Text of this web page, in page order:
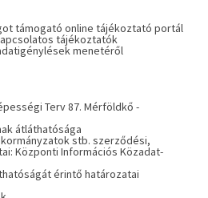
támogató online tájékoztató portál
tájékoztatók
menetéről
Terv 87. Mérföldkő -
átláthatósága
stb. szerződési,
Központi Információs Közadat-
érintő határozatai